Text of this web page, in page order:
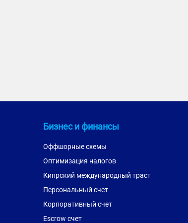
Бизнес и финансы
Оффшорные схемы
Оптимизация налогов
Кипрский международный траст
Персональный счет
Корпоративный счет
Escrow счет